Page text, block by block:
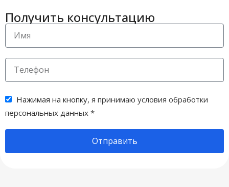
Получить консультацию
Нажимая на кнопку, я принимаю условия обработки
персональных данных *
Отправить